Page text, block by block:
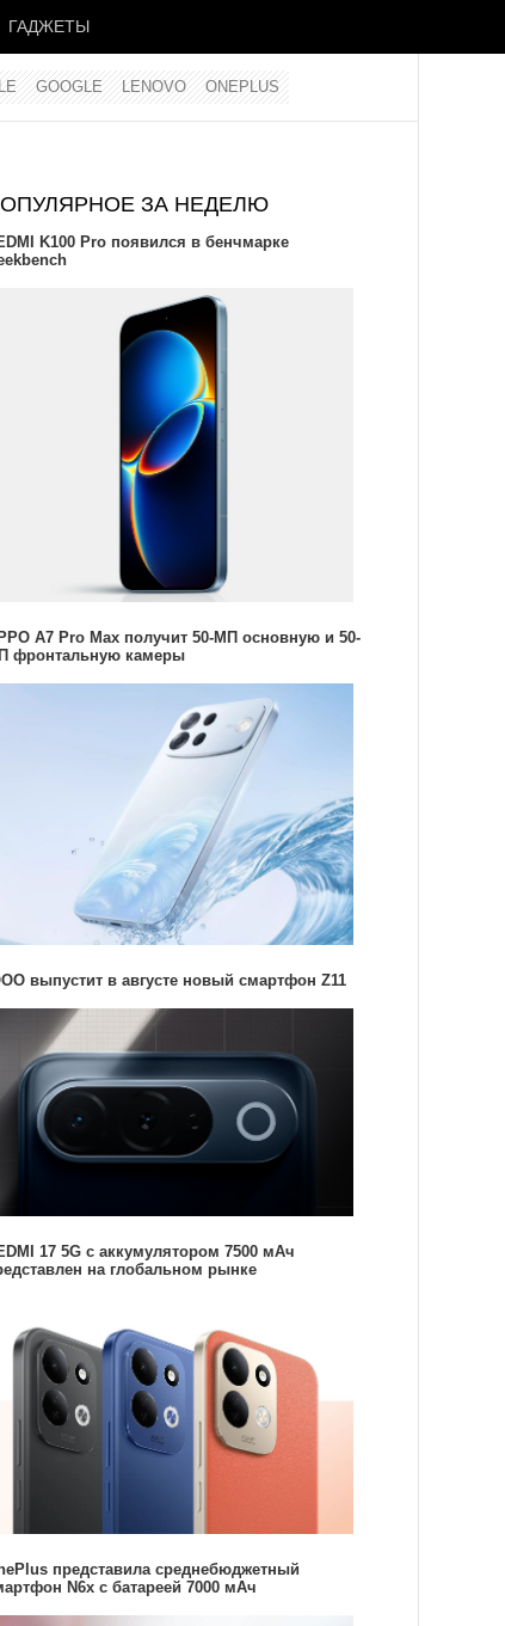
ГАДЖЕТЫ
GOOGLE LENOVO ONEPLUS
ЗА НЕДЕЛЮ
K100 Pro появился в бенчмарке
A7 Pro Max получит 50-МП основную и 50-
фронтальную камеры
выпустит в августе новый смартфон Z11
17 5G c аккумулятором 7500 мАч
на глобальном рынке
представила среднебюджетный
N6x с батареей 7000 мАч